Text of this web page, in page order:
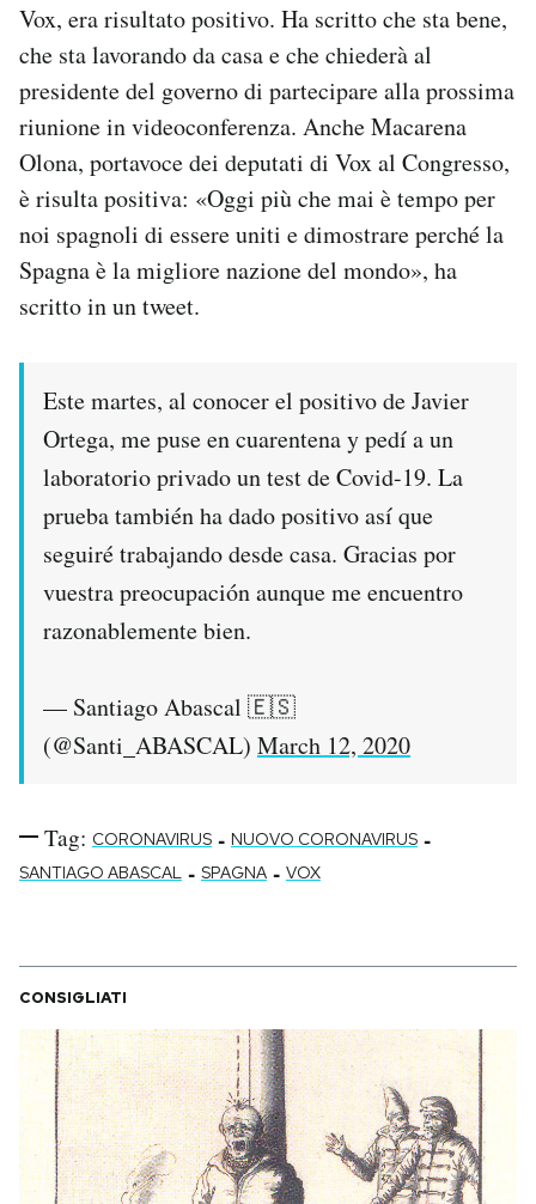
Area Personale
Newsletter
Notifiche mobile
Regala il Post
Hai bisogno di aiuto?
Esci
Vox, era risultato positivo. Ha scritto che sta bene,
che sta lavorando da casa e che chiederà al
presidente del governo di partecipare alla prossima
riunione in videoconferenza. Anche Macarena
Olona, ​​portavoce dei deputati di Vox al Congresso,
è risulta positiva: «Oggi più che mai è tempo per
noi spagnoli di essere uniti e dimostrare perché la
Spagna è la migliore nazione del mondo», ha
scritto in un tweet.
Este martes, al conocer el positivo de Javier
Ortega, me puse en cuarentena y pedí a un
laboratorio privado un test de Covid-19. La
prueba también ha dado positivo así que
seguiré trabajando desde casa. Gracias por
vuestra preocupación aunque me encuentro
razonablemente bien.
— Santiago Abascal 🇪🇸
(@Santi_ABASCAL) March 12, 2020
Tag: CORONAVIRUS - NUOVO CORONAVIRUS -
SANTIAGO ABASCAL - SPAGNA - VOX
CONSIGLIATI